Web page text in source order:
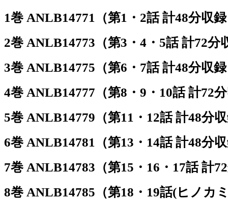
1巻 ANLB14771（第1・2話 計48分収
2巻 ANLB14773（第3・4・5話 計72分
3巻 ANLB14775（第6・7話 計48分収
4巻 ANLB14777（第8・9・10話 計72
5巻 ANLB14779（第11・12話 計48分
6巻 ANLB14781（第13・14話 計48分
7巻 ANLB14783（第15・16・17話 計
8巻 ANLB14785（第18・19話(ヒノカ